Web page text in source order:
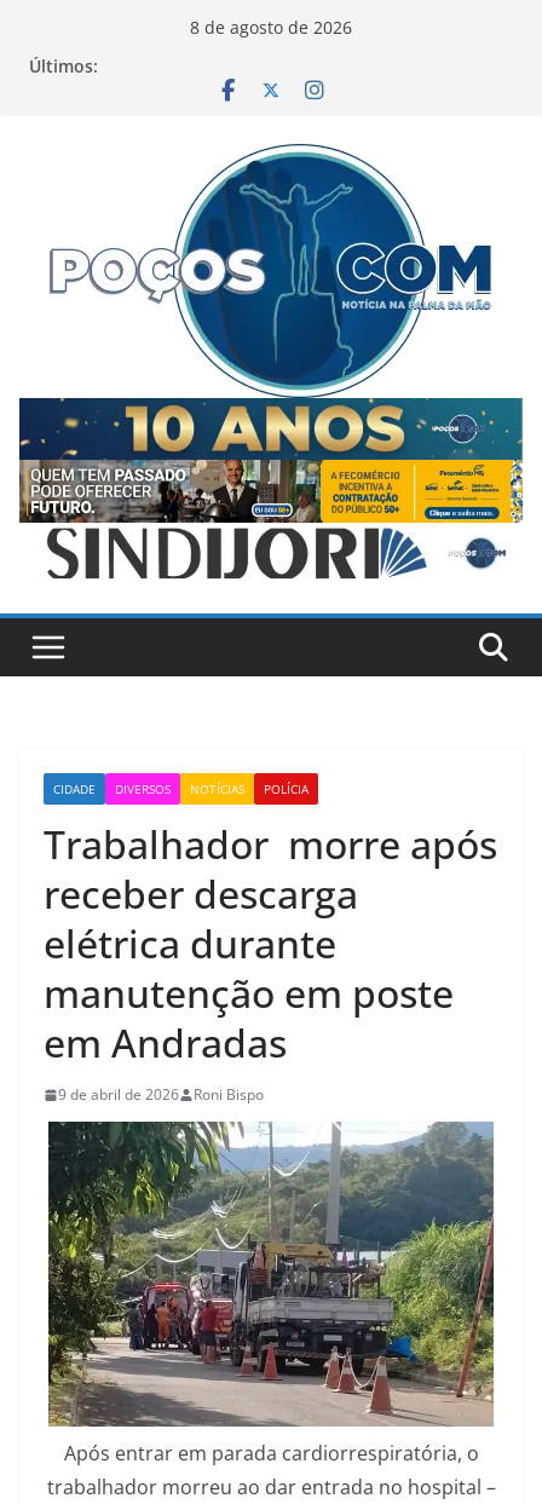
8 de agosto de 2026
Últimos:
CIDADE DIVERSOS NOTÍCIAS POLÍCIA
Trabalhador morre após
receber descarga
elétrica durante
manutenção em poste
em Andradas
9 de abril de 2026 Roni Bispo
Após entrar em parada cardiorrespiratória, o
trabalhador morreu ao dar entrada no hospital –